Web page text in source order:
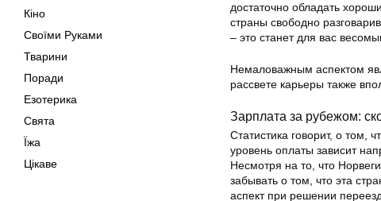
Кіно
Своїми Руками
Тварини
Поради
Езотерика
Свята
Їжа
Цікаве
достаточно обладать
страны свободно
– это станет для вас
Немаловажным аспектом
рассвете карьеры также
Зарплата за рубежом:
Статистика говорит, о том,
уровень оплаты зависит
Несмотря на то, что
забывать о том, что эта
аспект при решении